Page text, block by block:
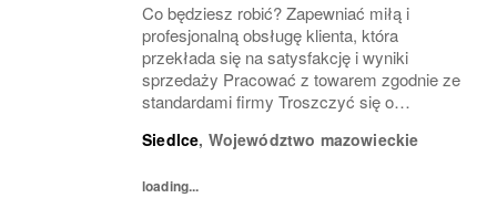
Co będziesz robić? Zapewniać miłą i
profesjonalną obsługę klienta, która
przekłada się na satysfakcję i wyniki
sprzedaży Pracować z towarem zgodnie ze
standardami firmy Troszczyć się o
(VM) z uwzględnieniem zasad i estetyki
Siedlce, Województwo mazowieckie
loading...